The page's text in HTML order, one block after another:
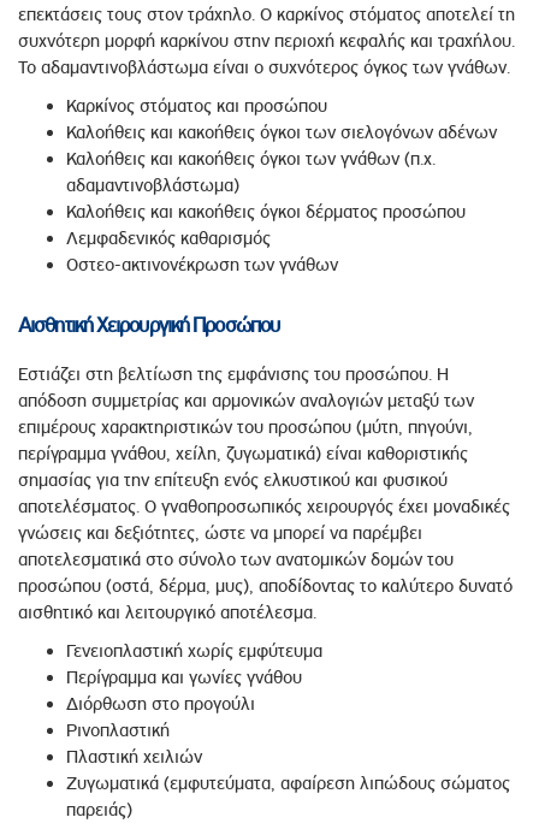
επεκτάσεις τους στον τράχηλο. Ο καρκίνος στόματος αποτελεί τη
συχνότερη μορφή καρκίνου στην περιοχή κεφαλής και τραχήλου.
Το αδαμαντινοβλάστωμα είναι ο συχνότερος όγκος των γνάθων.
Καρκίνος στόματος και προσώπου
Καλοήθεις και κακοήθεις όγκοι των σιελογόνων αδένων
Καλοήθεις και κακοήθεις όγκοι των γνάθων (π.χ.
αδαμαντινοβλάστωμα)
Καλοήθεις και κακοήθεις όγκοι δέρματος προσώπου
Λεμφαδενικός καθαρισμός
Οστεο-ακτινονέκρωση των γνάθων
Αισθητική Χειρουργική Προσώπου
Εστιάζει στη βελτίωση της εμφάνισης του προσώπου. Η
απόδοση συμμετρίας και αρμονικών αναλογιών μεταξύ των
επιμέρους χαρακτηριστικών του προσώπου (μύτη, πηγούνι,
περίγραμμα γνάθου, χείλη, ζυγωματικά) είναι καθοριστικής
σημασίας για την επίτευξη ενός ελκυστικού και φυσικού
αποτελέσματος. Ο γναθοπροσωπικός χειρουργός έχει μοναδικές
γνώσεις και δεξιότητες, ώστε να μπορεί να παρέμβει
αποτελεσματικά στο σύνολο των ανατομικών δομών του
προσώπου (οστά, δέρμα, μυς), αποδίδοντας το καλύτερο δυνατό
αισθητικό και λειτουργικό αποτέλεσμα.
Γενειοπλαστική χωρίς εμφύτευμα
Περίγραμμα και γωνίες γνάθου
Διόρθωση στο προγούλι
Ρινοπλαστική
Πλαστική χειλιών
Ζυγωματικά (εμφυτεύματα, αφαίρεση λιπώδους σώματος
παρειάς)